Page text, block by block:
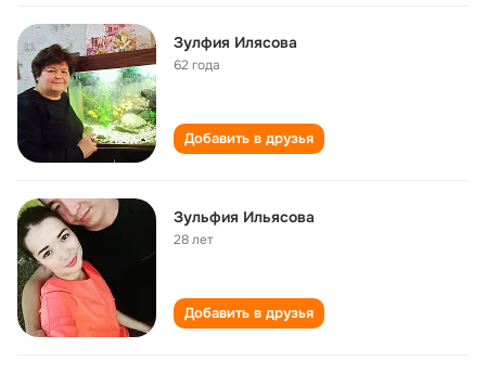
Зулфия Илясова
62 года
Добавить в друзья
Зульфия Ильясова
28 лет
Добавить в друзья